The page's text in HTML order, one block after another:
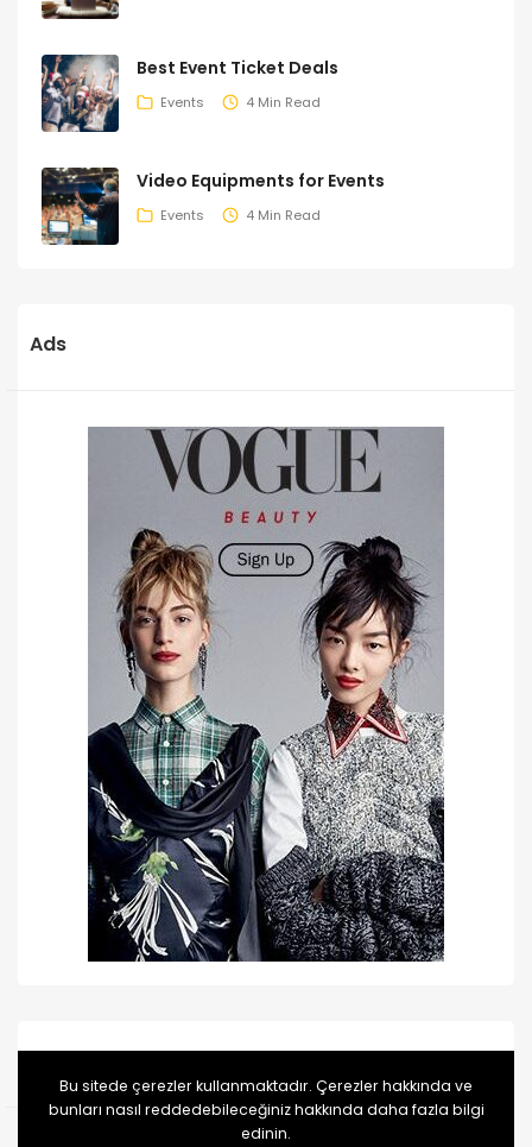
Best Event Ticket Deals
Events 4 Min Read
Video Equipments for Events
Events 4 Min Read
Ads
Bu sitede çerezler kullanmaktadır. Çerezler hakkında ve
bunları nasıl reddedebileceğiniz hakkında daha fazla bilgi
edinin.